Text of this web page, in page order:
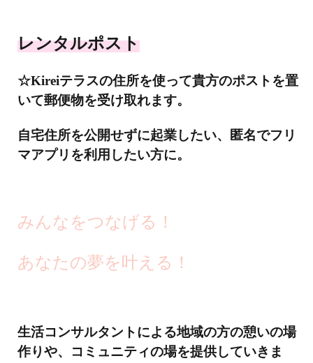
レンタルポスト
☆Kireiテラスの住所を使って貴方のポストを置
いて郵便物を受け取れます。
自宅住所を公開せずに起業したい、匿名でフリ
マアプリを利用したい方に。
みんなをつなげる！
あなたの夢を叶える！
生活コンサルタントによる地域の方の憩いの場
作りや、コミュニティの場を提供していきま